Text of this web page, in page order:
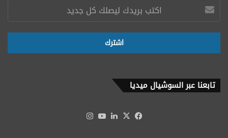
تابعنا عبر السوشيال ميديا
فيسبوك
‫X لينكدإن‫YouTube